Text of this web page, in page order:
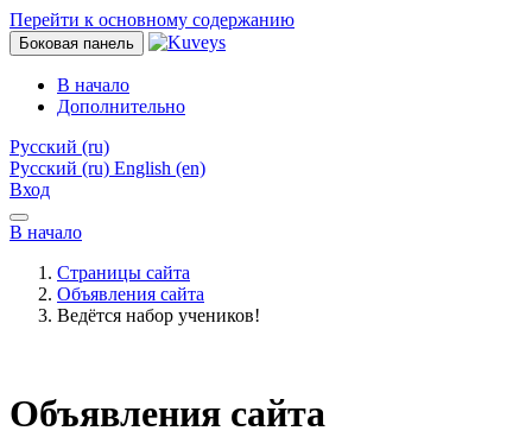
Перейти к основному содержанию
Боковая панель
В начало
Дополнительно
Русский ‎(ru)‎
Русский ‎(ru)‎ English ‎(en)‎
Вход
В начало
Страницы сайта
Объявления сайта
Ведётся набор учеников!
Объявления сайта